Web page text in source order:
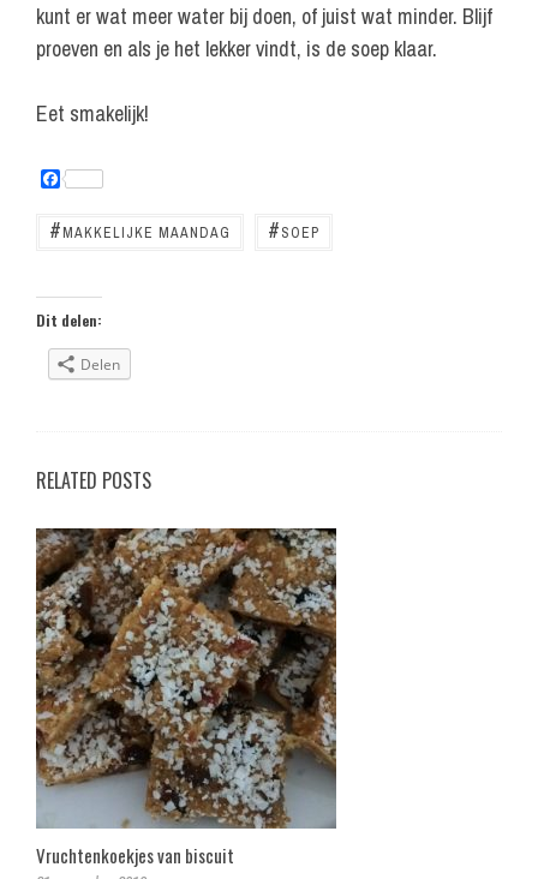
kunt er wat meer water bij doen, of juist wat minder. Blijf
proeven en als je het lekker vindt, is de soep klaar.
Eet smakelijk!
F
e
o
k
#MAKKELIJKE MAANDAG #SOEP
Dit delen:
Delen
RELATED POSTS
Vruchtenkoekjes van biscuit